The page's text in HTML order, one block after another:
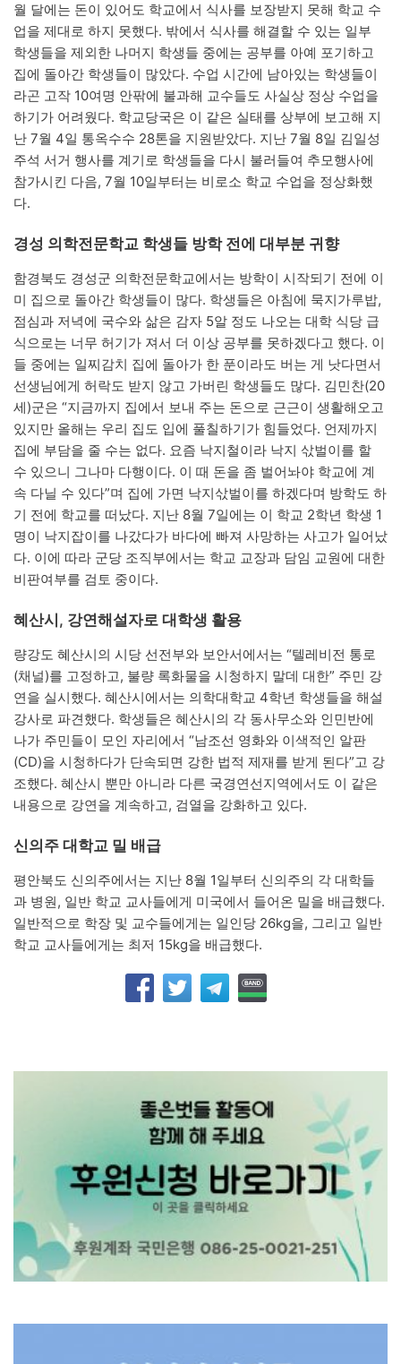
월 달에는 돈이 있어도 학교에서 식사를 보장받지 못해 학교 수
업을 제대로 하지 못했다. 밖에서 식사를 해결할 수 있는 일부
학생들을 제외한 나머지 학생들 중에는 공부를 아예 포기하고
집에 돌아간 학생들이 많았다. 수업 시간에 남아있는 학생들이
라곤 고작 10여명 안팎에 불과해 교수들도 사실상 정상 수업을
하기가 어려웠다. 학교당국은 이 같은 실태를 상부에 보고해 지
난 7월 4일 통옥수수 28톤을 지원받았다. 지난 7월 8일 김일성
주석 서거 행사를 계기로 학생들을 다시 불러들여 추모행사에
참가시킨 다음, 7월 10일부터는 비로소 학교 수업을 정상화했
다.
경성 의학전문학교 학생들 방학 전에 대부분 귀향
함경북도 경성군 의학전문학교에서는 방학이 시작되기 전에 이
미 집으로 돌아간 학생들이 많다. 학생들은 아침에 묵지가루밥,
점심과 저녁에 국수와 삶은 감자 5알 정도 나오는 대학 식당 급
식으로는 너무 허기가 져서 더 이상 공부를 못하겠다고 했다. 이
들 중에는 일찌감치 집에 돌아가 한 푼이라도 버는 게 낫다면서
선생님에게 허락도 받지 않고 가버린 학생들도 많다. 김민찬(20
세)군은 “지금까지 집에서 보내 주는 돈으로 근근이 생활해오고
있지만 올해는 우리 집도 입에 풀칠하기가 힘들었다. 언제까지
집에 부담을 줄 수는 없다. 요즘 낙지철이라 낙지 삯벌이를 할
수 있으니 그나마 다행이다. 이 때 돈을 좀 벌어놔야 학교에 계
속 다닐 수 있다”며 집에 가면 낙지삯벌이를 하겠다며 방학도 하
기 전에 학교를 떠났다. 지난 8월 7일에는 이 학교 2학년 학생 1
명이 낙지잡이를 나갔다가 바다에 빠져 사망하는 사고가 일어났
다. 이에 따라 군당 조직부에서는 학교 교장과 담임 교원에 대한
비판여부를 검토 중이다.
혜산시, 강연해설자로 대학생 활용
량강도 혜산시의 시당 선전부와 보안서에서는 “텔레비전 통로
(채널)를 고정하고, 불량 록화물을 시청하지 말데 대한” 주민 강
연을 실시했다. 혜산시에서는 의학대학교 4학년 학생들을 해설
강사로 파견했다. 학생들은 혜산시의 각 동사무소와 인민반에
나가 주민들이 모인 자리에서 “남조선 영화와 이색적인 알판
(CD)을 시청하다가 단속되면 강한 법적 제재를 받게 된다”고 강
조했다. 혜산시 뿐만 아니라 다른 국경연선지역에서도 이 같은
내용으로 강연을 계속하고, 검열을 강화하고 있다.
신의주 대학교 밀 배급
평안북도 신의주에서는 지난 8월 1일부터 신의주의 각 대학들
과 병원, 일반 학교 교사들에게 미국에서 들어온 밀을 배급했다.
일반적으로 학장 및 교수들에게는 일인당 26kg을, 그리고 일반
학교 교사들에게는 최저 15kg을 배급했다.